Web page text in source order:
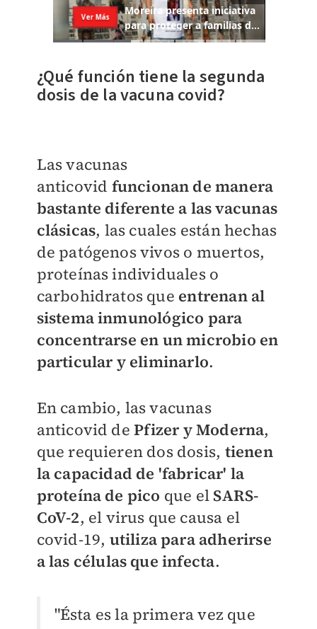
¿Qué función tiene la segunda
dosis de la vacuna covid?
Las vacunas
anticovid funcionan de manera
bastante diferente a las vacunas
clásicas, las cuales están hechas
de patógenos vivos o muertos,
proteínas individuales o
carbohidratos que entrenan al
sistema inmunológico para
concentrarse en un microbio en
particular y eliminarlo.
En cambio, las vacunas
anticovid dePfizer y Moderna,
que requieren dos dosis, tienen
la capacidad de 'fabricar' la
proteína de pico que el SARS-
CoV-2, el virus que causa el
covid-19, utiliza para adherirse
a las células que infecta.
"Ésta es la primera vez que